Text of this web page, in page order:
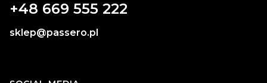
+48 669 555 222
sklep@passero.pl